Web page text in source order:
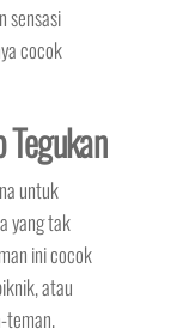
sensasi
cocok
untuk
yang tak
ini cocok
atau
teman.